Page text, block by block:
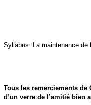
Syllabus: La maintenance de
Tous les remerciements de
d’un verre de l’amitié bien